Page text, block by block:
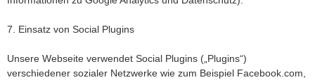
7. Einsatz von Social Plugins
Unsere Webseite verwendet Social Plugins („Plugins“)
verschiedener sozialer Netzwerke wie zum Beispiel Facebook.com,